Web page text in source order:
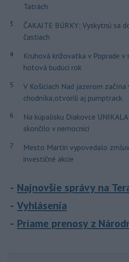
Tatrách
3
ČAKAJTE BÚRKY: Vyskytnú sa
častiach
4
Kruhová križovatka v Poprade v
hotová budúci rok
5
V Košiciach Nad jazerom začína
chodníka,otvorili aj pumptrack
6
Na kúpalisku Diakovce
skončilo v nemocnici
7
Mesto Martin vypovedalo
investičné akcie
Najnovšie správy na
Vyhlásenia
Priame prenosy z